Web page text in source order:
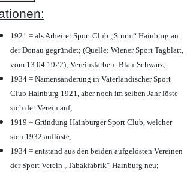
1921 = als Arbeiter Sport Club „Sturm“ Hainburg an
der Donau gegründet; (Quelle: Wiener Sport Tagblatt,
vom 13.04.1922); Vereinsfarben: Blau-Schwarz;
1934 = Namensänderung in Vaterländischer Sport
Club Hainburg 1921, aber noch im selben Jahr löste
sich der Verein auf;
1919 = Gründung Hainburger Sport Club, welcher
sich 1932 auflöste;
1934 = entstand aus den beiden aufgelösten Vereinen
der Sport Verein „Tabakfabrik“ Hainburg neu;